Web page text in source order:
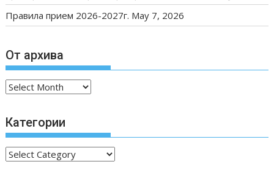
Правила прием 2026-2027г. May 7, 2026
От архива
От
Категории
Категории